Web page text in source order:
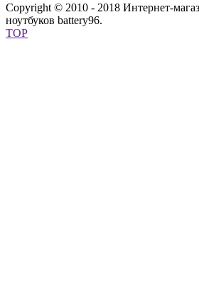
Copyright © 2010 - 2018 Интернет-
ноутбуков battery96.
TOP